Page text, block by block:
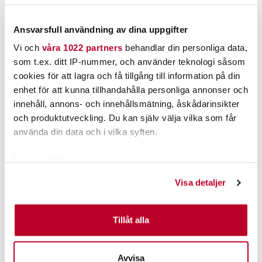
Ansvarsfull användning av dina uppgifter
Vi och våra 1022 partners behandlar din personliga data,
som t.ex. ditt IP-nummer, och använder teknologi såsom
cookies för att lagra och få tillgång till information på din
enhet för att kunna tillhandahålla personliga annonser och
innehåll, annons- och innehållsmätning, åskådarinsikter
och produktutveckling. Du kan själv välja vilka som får
använda din data och i vilka syften.
Identifiera din enhet genom att aktivt skanna den för
specifika kännetecken (fingeravtryck)
Ta reda på mer om hur dina personliga uppgifter
Visa detaljer
Tillåt alla
Avvisa
VERTIKALRÖR 130CM
499,00 kr
JKB
FÖRLÄNGNINGSARM 60CM
399,00 kr